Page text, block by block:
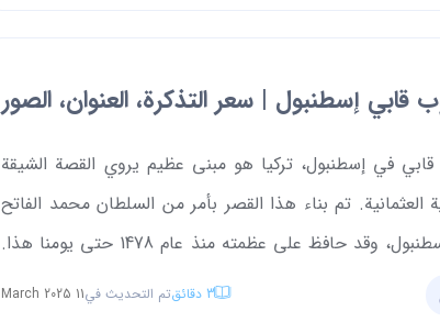
الإطلالات الرائعة في تركيا، حيث يمكنك إقامة حفلات زفافك
إسطنبول | سعر التذكرة، العنوان، الصور
في إسطنبول، تركيا هو مبنى عظيم يروي القصة الشيقة
العثمانية. تم بناء هذا القصر بأمر من السلطان محمد الفاتح
بعد فتح إسطنبول، وقد حافظ على عظمته منذ عام 1478 حتى يومنا هذا.
هذا القصر آثار الماضي وتأخذ الزوار في رحلة سحرية إلى
3 دقائقتم التحديث في11 March 2025